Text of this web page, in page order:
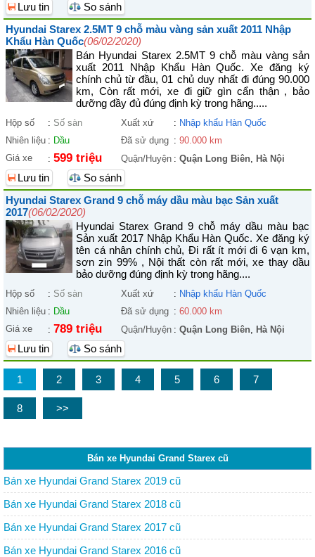
Lưu tin
So sánh
Hyundai Starex 2.5MT 9 chỗ màu vàng sản xuất 2011 Nhập
Khẩu Hàn Quốc(06/02/2020)
Bán Hyundai Starex 2.5MT 9 chỗ màu vàng sản
xuất 2011 Nhập Khẩu Hàn Quốc. Xe đăng ký
chính chủ từ đầu, 01 chủ duy nhất đi đúng 90.000
km, Còn rất mới, xe đi giữ gìn cẩn thận , bảo
dưỡng đầy đủ đúng định kỳ trong hãng.....
Hộp số : Số sàn Xuất xứ : Nhập khẩu Hàn Quốc
Nhiên liệu : Dầu Đã sử dụng : 90.000 km
Giá xe
: 599 triệu Quận/Huyện : Quận Long Biên, Hà Nội
Lưu tin
So sánh
Hyundai Starex Grand 9 chỗ máy dầu màu bạc Sản xuất
2017(06/02/2020)
Hyundai Starex Grand 9 chỗ máy dầu màu bạc
Sản xuất 2017 Nhập Khẩu Hàn Quốc. Xe đăng ký
tên cá nhân chính chủ, Đi rất ít mới đi 6 vạn km,
sơn zin 99% , Nội thất còn rất mới, xe thay dầu
bảo dưỡng đúng định kỳ trong hãng....
Hộp số : Số sàn Xuất xứ : Nhập khẩu Hàn Quốc
Nhiên liệu : Dầu Đã sử dụng : 60.000 km
Giá xe
: 789 triệu Quận/Huyện : Quận Long Biên, Hà Nội
Lưu tin So sánh
1 2 3 4 5 6 7
8 >>
Bán xe Hyundai Grand Starex cũ
Bán xe Hyundai Grand Starex 2019 cũ
Bán xe Hyundai Grand Starex 2018 cũ
Bán xe Hyundai Grand Starex 2017 cũ
Bán xe Hyundai Grand Starex 2016 cũ